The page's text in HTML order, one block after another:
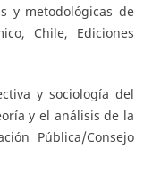
y metodológicas de
Chile, Ediciones
y sociología del
y el análisis de la
Pública/Consejo